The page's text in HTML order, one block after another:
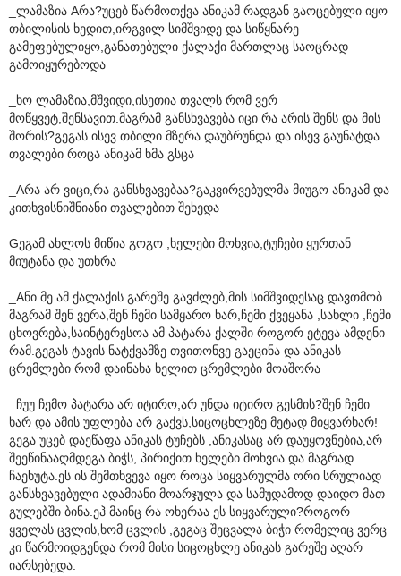
_ლამაზია Aრა?უცებ წარმოთქვა ანიკამ რადგან გაოცებული იყო
თბილისის ხედით,ირგვილ სიმშვიდე და სიწყნარე
გამეფებულიყო,განათებული ქალაქი მართლაც საოცრად
გამოიყურებოდა
_ხო ლამაზია,მშვიდი,ისეთია თვალს რომ ვერ
მოწყვეტ,შენსავით.მაგრამ განსხვავება იცი რა არის შენს და მის
შორის?გეგას ისევ თბილი მზერა დაუბრუნდა და ისევ გაუნატდა
თვალები როცა ანიკამ ხმა გსცა
_Aრა არ ვიცი,რა განსხვავებაა?გაკვირვებულმა მიუგო ანიკამ და
კითხვისნიშნიანი თვალებით შეხედა
Gეგამ ახლოს მიწია გოგო ,ხელები მოხვია,ტუჩები ყურთან
მიუტანა და უთხრა
_Aნი მე ამ ქალაქის გარეშე გავძლებ,მის სიმშვიდესაც დავთმობ
მაგრამ შენ ვერა,შენ ჩემი სამყარო ხარ,ჩემი ქვეყანა ,სახლი ,ჩემი
ცხოვრება,საინტერესოა ამ პატარა ქალში როგორ ეტევა ამდენი
რამ.გეგას ტავის ნატქვამზე თვითონვე გაეცინა და ანიკას
ცრემლები რომ დაინახა ხელით ცრემლები მოაშორა
_ჩუუ ჩემო პატარა არ იტირო,არ უნდა იტირო გესმის?შენ ჩემი
ხარ და ამის უფლება არ გაქვს,სიცოცხლეზე მეტად მიყვარხარ!
გეგა უცებ დაეწაფა ანიკას ტუჩებს ,ანიკასაც არ დაუყოვნებია,არ
შეეწინააღმდეგა ბიჭს, პირიქით ხელები მოხვია და მაგრად
ჩაეხუტა.ეს ის შემთხვევა იყო როცა სიყვარულმა ორი სრულიად
განსხვავებული ადამიანი მოარჯულა და სამუდამოდ დაიდო მათ
გულებში ბინა.ეჰ მაინც რა ოხერაა ეს სიყვარული?როგორ
ყველას ცვლის,ხომ ცვლის ,გეგაც შეცვალა ბიჭი რომელიც ვერც
კი წარმოიდგენდა რომ მისი სიცოცხლე ანიკას გარეშე აღარ
იარსებედა.